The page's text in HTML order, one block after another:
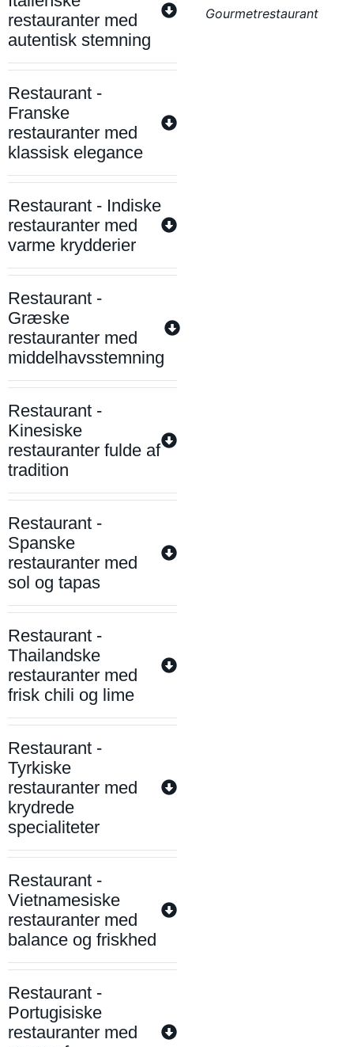
restauranter med
autentisk stemning
Restaurant -
Franske
restauranter med
klassisk elegance
Restaurant - Indiske
restauranter med
varme krydderier
Restaurant -
Græske
restauranter med
middelhavsstemning
Restaurant -
Kinesiske
restauranter fulde af
tradition
Restaurant -
Spanske
restauranter med
sol og tapas
Restaurant -
Thailandske
restauranter med
frisk chili og lime
Restaurant -
Tyrkiske
restauranter med
krydrede
specialiteter
Restaurant -
Vietnamesiske
restauranter med
balance og friskhed
Restaurant -
Portugisiske
restauranter med
Gourmetrestaurant